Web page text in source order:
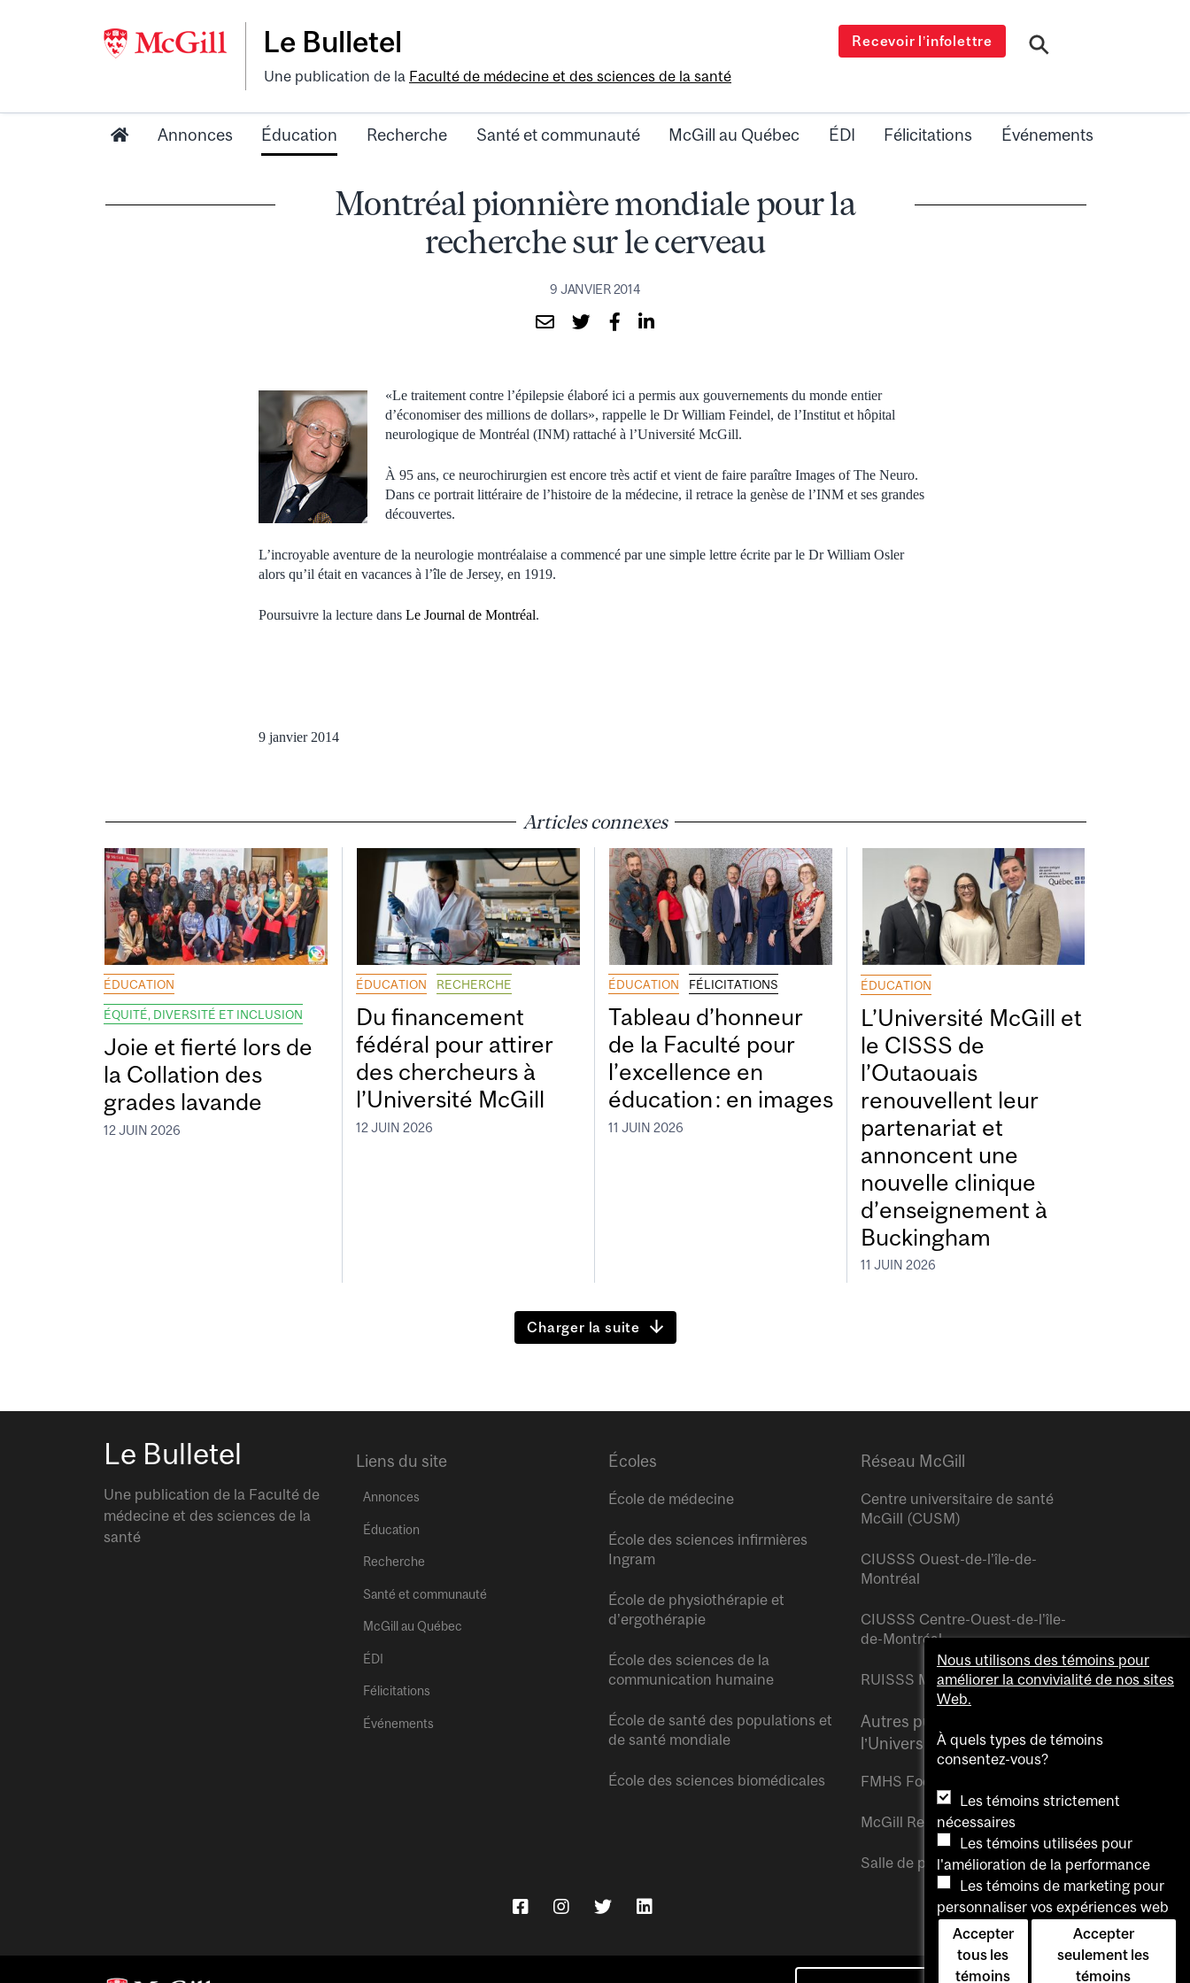
Le Bulletel
Une publication de la Faculté de médecine et des sciences de la santé
Recevoir l’infolettre
Annonces Éducation Recherche Santé et communauté McGill au Québec ÉDI Félicitations Événements
Montréal pionnière mondiale pour la
recherche sur le cerveau
9 JANVIER 2014
«Le traitement contre l’épilepsie élaboré ici a permis aux gouvernements du monde entier
d’économiser des millions de dollars», rappelle le Dr William Feindel, de l’Institut et hôpital
neurologique de Montréal (INM) rattaché à l’Université McGill.
À 95 ans, ce neurochirurgien est encore très actif et vient de faire paraître Images of The Neuro.
Dans ce portrait littéraire de l’histoire de la médecine, il retrace la genèse de l’INM et ses grandes
découvertes.
L’incroyable aventure de la neurologie montréalaise a commencé par une simple lettre écrite par le Dr William Osler
alors qu’il était en vacances à l’île de Jersey, en 1919.
Poursuivre la lecture dans Le Journal de Montréal.
9 janvier 2014
Articles connexes
ÉDUCATION
ÉQUITÉ, DIVERSITÉ ET INCLUSION
Joie et fierté lors de
la Collation des
grades lavande
12 JUIN 2026
ÉDUCATION RECHERCHE
Du financement
fédéral pour attirer
des chercheurs à
l’Université McGill
12 JUIN 2026
ÉDUCATION FÉLICITATIONS
Tableau d’honneur
de la Faculté pour
l’excellence en
éducation : en images
11 JUIN 2026
ÉDUCATION
L’Université McGill et
le CISSS de
l’Outaouais
renouvellent leur
partenariat et
annoncent une
nouvelle clinique
d’enseignement à
Buckingham
11 JUIN 2026
Charger la suite
Le Bulletel
Une publication de la Faculté de
médecine et des sciences de la
santé
Liens du site
Annonces
Éducation
Recherche
Santé et communauté
McGill au Québec
ÉDI
Félicitations
Événements
Écoles
École de médecine
École des sciences infirmières
Ingram
École de physiothérapie et
d’ergothérapie
École des sciences de la
communication humaine
École de santé des populations et
de santé mondiale
École des sciences biomédicales
Réseau McGill
Centre universitaire de santé
McGill (CUSM)
CIUSSS Ouest-de-l’île-de-
Montréal
CIUSSS Centre-Ouest-de-l’île-
de-Montréal
RUISSS McGill
Autres publications de
l’Université McGill
FMHS Focus
McGill Reporter
Salle de presse McGill
Nous utilisons des témoins pour
améliorer la convivialité de nos sites
Web.
À quels types de témoins
consentez-vous?
Les témoins strictement
nécessaires
Les témoins utilisées pour
l'amélioration de la performance
Les témoins de marketing pour
personnaliser vos expériences web
Accepter
tous les
témoins
Accepter
seulement les
témoins